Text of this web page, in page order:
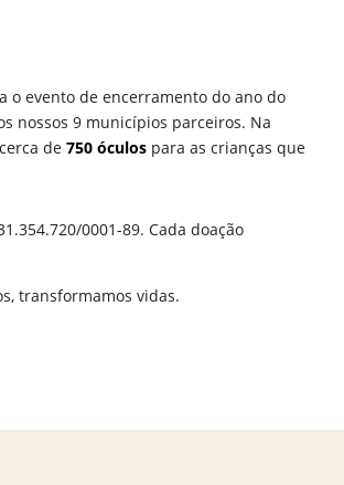
o evento de encerramento do ano do
nossos 9 municípios parceiros. Na
de 750 óculospara as crianças que
0001-89. Cada doação
transformamos vidas.